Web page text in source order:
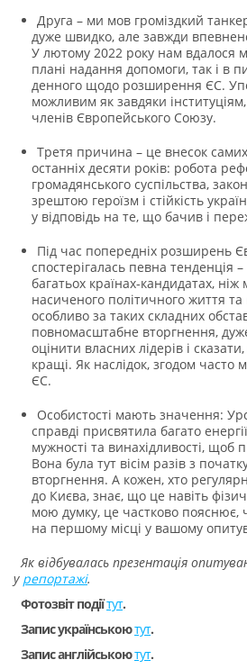
Друга – ми мов громіздкий
дуже швидко, але завжди
У лютому 2022 року нам вдалося
плані надання допомоги, так і в
денного щодо розширення ЄС.
можливим як завдяки
членів Європейського Союзу.
Третя причина – це внесок
останніх десяти років: робота
громадянського суспільства,
зрештою героїзм і стійкість
у відповідь на те, що бачив і
Під час попередніх розширень
спостерігалась певна тенденція
багатьох країнах-кандидатах, ніж
насиченого політичного життя та
особливо за таких складних
повномасштабне вторгнення,
оцінити власних лідерів і
кращі. Як наслідок, згодом часто
ЄС.
Особистості мають значення:
справді присвятила багато
мужності та винахідливості, щоб
Вона була тут вісім разів з
вторгнення. А кожен, хто
до Києва, знає, що це навіть
мою думку, це частково пояснює,
на першому місці у вашому
Як відбувалась презентація
у репортажі.
Фотозвіт подіїтут.
Запис українськоютут.
Запис англійськоютут.